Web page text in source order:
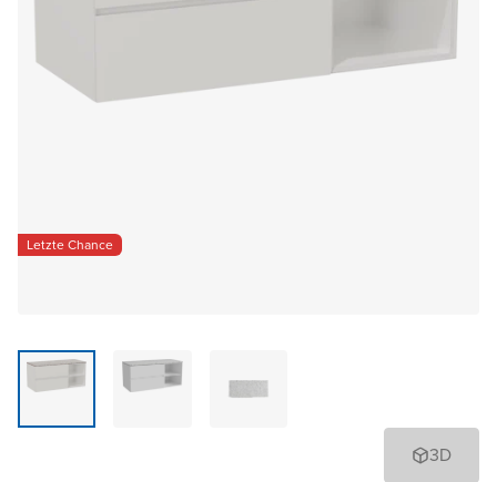
Letzte Chance
3D